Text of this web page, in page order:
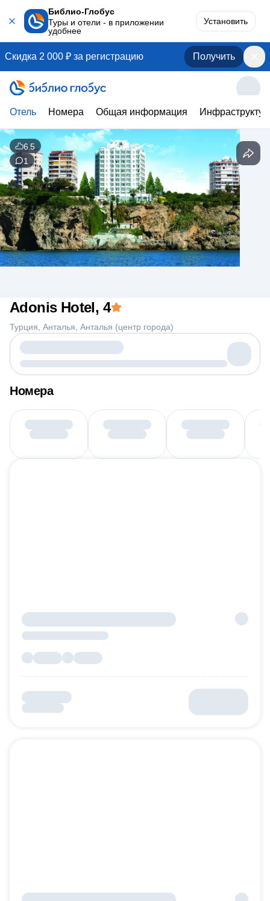
Библио-Глобус
Туры и отели - в приложении
удобнее
Установить
Скидка 2 000 ₽ за регистрацию Получить
Отель Номера Общая информация
Adonis Hotel, 4
Турция Анталья Анталья (центр города)
6.5
1
Номера